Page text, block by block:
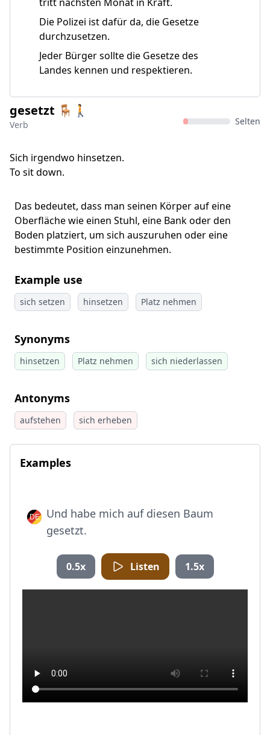
Die Polizei ist dafür da, die Gesetze
durchzusetzen.
Jeder Bürger sollte die Gesetze des
Landes kennen und respektieren.
gesetzt 🪑🚶‍
Verb Selten
Sich irgendwo hinsetzen.
To sit down.
Das bedeutet, dass man seinen Körper auf eine
Oberfläche wie einen Stuhl, eine Bank oder den
Boden platziert, um sich auszuruhen oder eine
bestimmte Position einzunehmen.
Example use
sich setzen hinsetzen Platz nehmen
Synonyms
hinsetzen Platz nehmen sich niederlassen
Antonyms
aufstehen sich erheben
Examples
Und habe mich auf diesen Baum
gesetzt.
0.5x Listen 1.5x